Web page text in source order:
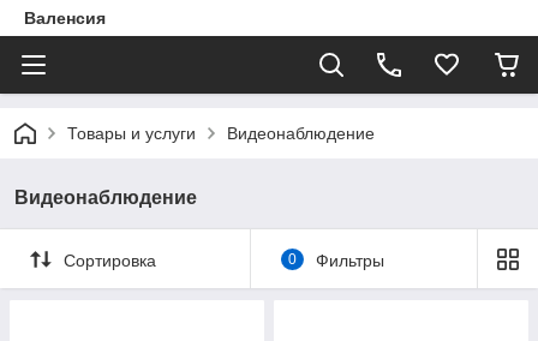
Валенсия
Товары и услуги Видеонаблюдение
Видеонаблюдение
Сортировка 0 Фильтры